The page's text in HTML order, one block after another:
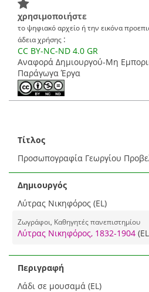
χρησιμοποιήστε
το ψηφιακό αρχείο ή την εικόνα
άδεια χρήσης :
CC BY-NC-ND 4.0 GR
Αναφορά Δημιουργού-Μη
Παράγωγα Έργα
Τίτλος
Προσωπογραφία Γεωργίου
Δημιουργός
Λύτρας Νικηφόρος (EL)
Ζωγράφοι, Καθηγητές πανεπιστημίου
Λύτρας Νικηφόρος, 1832-1904
Περιγραφή
Λάδι σε μουσαμά (EL)